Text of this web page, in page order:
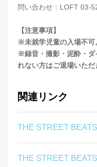
問い合わせ：LOFT 03-
【注意事項】
※未就学児童の入場不可
※録音・撮影・泥酔・ダ
れない方はご退場いただ
関連リンク
THE STREET
THE STREET